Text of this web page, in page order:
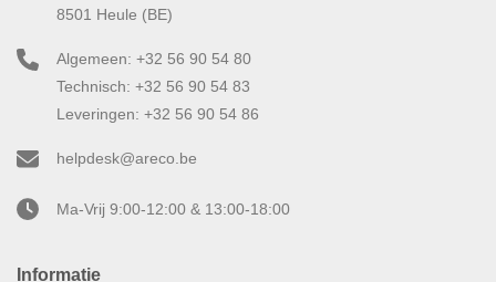
Informatie
8501 Heule (BE)
Algemeen: +32 56 90 54 80
Technisch: +32 56 90 54 83
Leveringen: +32 56 90 54 86
helpdesk@areco.be
Ma-Vrij 9:00-12:00 & 13:00-18:00